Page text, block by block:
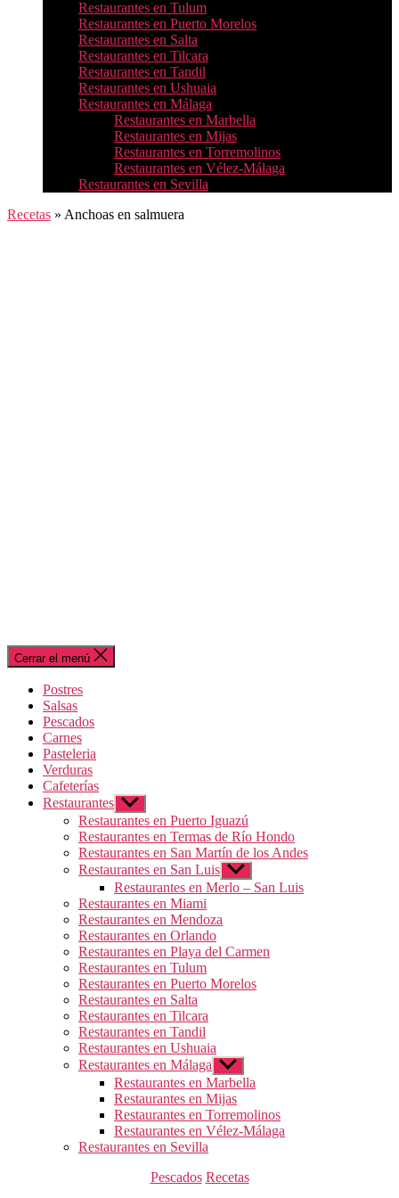
Restaurantes en Tulum
Restaurantes en Puerto Morelos
Restaurantes en Salta
Restaurantes en Tilcara
Restaurantes en Tandil
Restaurantes en Ushuaia
Restaurantes en Málaga
Restaurantes en Marbella
Restaurantes en Mijas
Restaurantes en Torremolinos
Restaurantes en Vélez-Málaga
Restaurantes en Sevilla
Recetas » Anchoas en salmuera
Cerrar el menú
Postres
Salsas
Pescados
Carnes
Pasteleria
Verduras
Cafeterías
Restaurantes Mostrar
el
submenú
Restaurantes en Puerto Iguazú
Restaurantes en Termas de Río Hondo
Restaurantes en San Martín de los Andes
Restaurantes en San Luis Mostrar
el
submenú
Restaurantes en Merlo – San Luis
Restaurantes en Miami
Restaurantes en Mendoza
Restaurantes en Orlando
Restaurantes en Playa del Carmen
Restaurantes en Tulum
Restaurantes en Puerto Morelos
Restaurantes en Salta
Restaurantes en Tilcara
Restaurantes en Tandil
Restaurantes en Ushuaia
Restaurantes en Málaga Mostrar
el
submenú
Restaurantes en Marbella
Restaurantes en Mijas
Restaurantes en Torremolinos
Restaurantes en Vélez-Málaga
Restaurantes en Sevilla
Categorías
Pescados Recetas